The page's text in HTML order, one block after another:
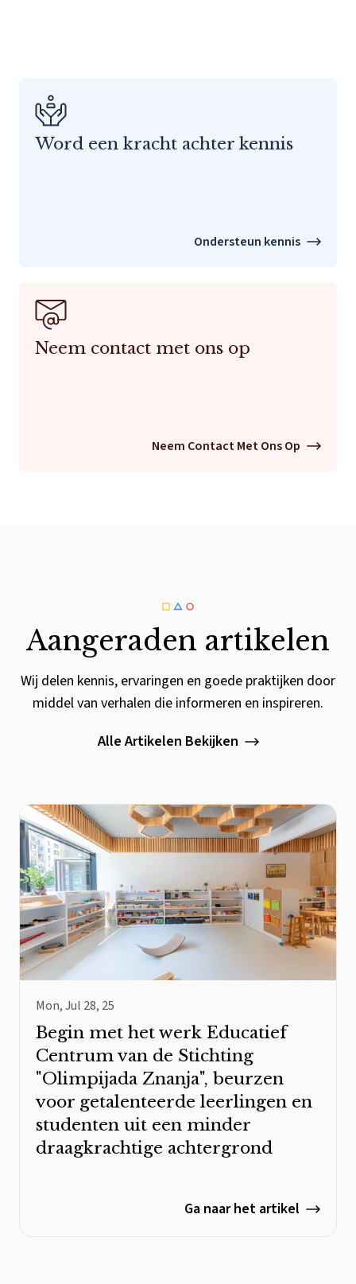
Word een kracht achter kennis
Ondersteun kennis
Neem contact met ons op
Neem Contact Met Ons Op
Aangeraden artikelen
Wij delen kennis, ervaringen en goede praktijken door
middel van verhalen die informeren en inspireren.
Alle Artikelen Bekijken
Mon, Jul 28, 25
Begin met het werk Educatief
Centrum van de Stichting
"Olimpijada Znanja", beurzen
voor getalenteerde leerlingen en
studenten uit een minder
draagkrachtige achtergrond
Ga naar het artikel